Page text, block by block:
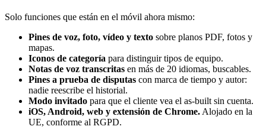
Solo funciones que están en el móvil ahora mismo:
Pines de voz, foto, vídeo y texto sobre planos PDF, fotos y
mapas.
Iconos de categoría para distinguir tipos de equipo.
Notas de voz transcritas en más de 20 idiomas, buscables.
Pines a prueba de disputas con marca de tiempo y autor:
nadie reescribe el historial.
Modo invitado para que el cliente vea el as-built sin cuenta.
iOS, Android, web y extensión de Chrome. Alojado en la
UE, conforme al RGPD.